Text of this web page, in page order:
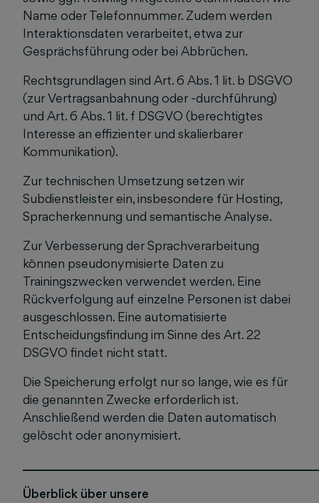
Name oder Telefonnummer. Zudem werden
Interaktionsdaten verarbeitet, etwa zur
Gesprächsführung oder bei Abbrüchen.
Rechtsgrundlagen sind Art. 6 Abs. 1 lit. b DSGVO
(zur Vertragsanbahnung oder -durchführung)
und Art. 6 Abs. 1 lit. f DSGVO (berechtigtes
Interesse an effizienter und skalierbarer
Kommunikation).
Zur technischen Umsetzung setzen wir
Subdienstleister ein, insbesondere für Hosting,
Spracherkennung und semantische Analyse.
Zur Verbesserung der Sprachverarbeitung
können pseudonymisierte Daten zu
Trainingszwecken verwendet werden. Eine
Rückverfolgung auf einzelne Personen ist dabei
ausgeschlossen. Eine automatisierte
Entscheidungsfindung im Sinne des Art. 22
DSGVO findet nicht statt.
Die Speicherung erfolgt nur so lange, wie es für
die genannten Zwecke erforderlich ist.
Anschließend werden die Daten automatisch
gelöscht oder anonymisiert.
Überblick über unsere